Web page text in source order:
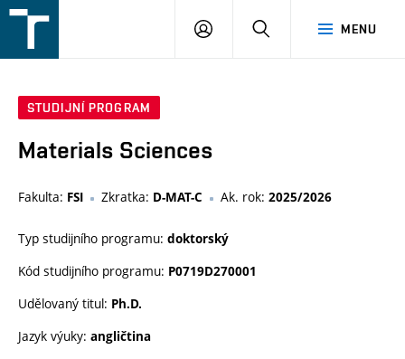
v
MENU
PŘIHLÁŠENÍ
STUDIJNÍ PROGRAM
Materials Sciences
Fakulta: FSI Zkratka: D-MAT-C Ak. rok: 2025/2026
Typ studijního programu: doktorský
Kód studijního programu: P0719D270001
Udělovaný titul: Ph.D.
Jazyk výuky: angličtina